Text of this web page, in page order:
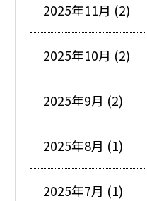
2025年11月 (2)
2025年10月 (2)
2025年9月 (2)
2025年8月 (1)
2025年7月 (1)